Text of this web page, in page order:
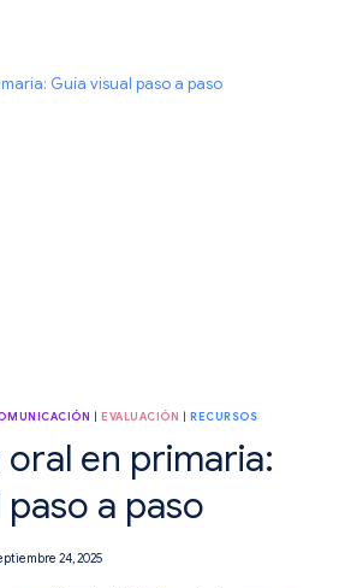
|EVALUACIÓN |RECURSOS
oral en primaria:
paso a paso
24, 2025